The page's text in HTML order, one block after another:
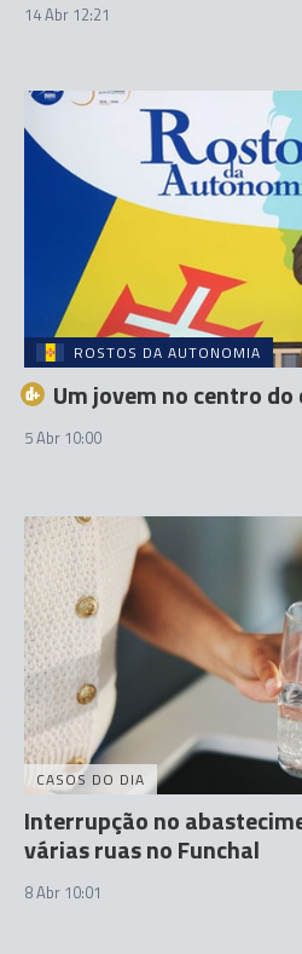
14 Abr 12:21
ROSTOS DA AUTONOMIA
Um jovem no centro
5 Abr 10:00
CASOS DO DIA
Interrupção no
várias ruas no Funchal
8 Abr 10:01